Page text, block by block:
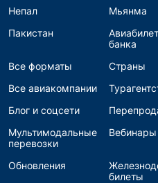
Непал
Мьянма
Пакистан
банка
Все форматы Страны
Все авиакомпании
Блог и соцсети
Мультимодальные
перевозки
Вебинары
Обновления
билеты